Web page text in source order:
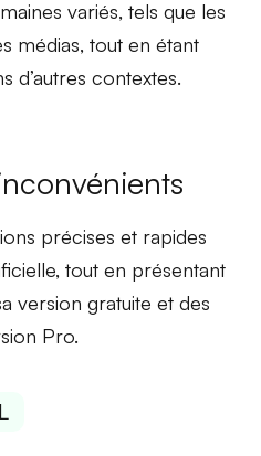
variés, tels que les
médias, tout en étant
d’autres contextes.
précises et rapides
tout en présentant
version gratuite et des
Pro.